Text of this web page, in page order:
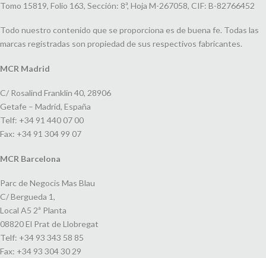
Tomo 15819, Folio 163, Sección: 8ª, Hoja M-267058, CIF: B-82766452
Todo nuestro contenido que se proporciona es de buena fe. Todas las
marcas registradas son propiedad de sus respectivos fabricantes.
MCR Madrid
C/ Rosalind Franklin 40, 28906
Getafe – Madrid, España
Telf: +34 91 440 07 00
Fax: +34 91 304 99 07
MCR Barcelona
Parc de Negocis Mas Blau
C/ Bergueda 1,
Local A5 2ª Planta
08820 El Prat de Llobregat
Telf: +34 93 343 58 85
Fax: +34 93 304 30 29